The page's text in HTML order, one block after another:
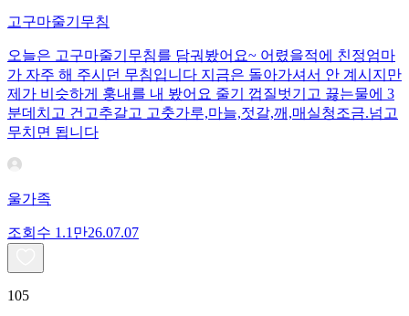
고구마줄기무침
오늘은 고구마줄기무침를 담궈봤어요~ 어렸을적에 친정엄마
가 자주 해 주시던 무침입니다 지금은 돌아가셔서 안 계시지만
제가 비슷하게 훙내를 내 봤어요 줄기 껍질벗기고 끓는물에 3
분데치고 건고추갈고 고춧가루,마늘,젓갈,깨,매실청조금.넘고
무치면 됩니다
울가족
조회수 1.1만26.07.07
105